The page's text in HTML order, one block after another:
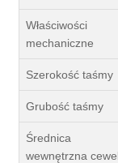
Właściwości
mechaniczne
Szerokość taśmy
Grubość taśmy
Średnica
wewnętrzna